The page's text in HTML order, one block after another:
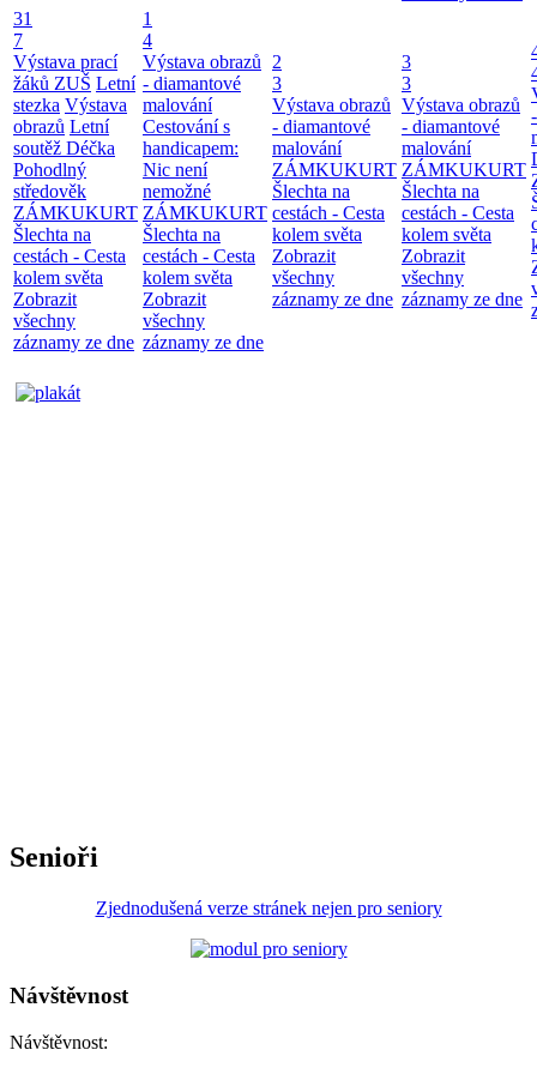
31
7
Výstava prací
žáků ZUŠ Letní
stezka Výstava
obrazů Letní
soutěž Déčka
Pohodlný
středověk
ZÁMKUKURT
Šlechta na
cestách - Cesta
kolem světa
Zobrazit
všechny
záznamy ze dne
1
4
Výstava obrazů
- diamantové
malování
Cestování s
handicapem:
Nic není
nemožné
ZÁMKUKURT
Šlechta na
cestách - Cesta
kolem světa
Zobrazit
všechny
záznamy ze dne
2
3
Výstava obrazů
- diamantové
malování
ZÁMKUKURT
Šlechta na
cestách - Cesta
kolem světa
Zobrazit
všechny
záznamy ze dne
3
3
Výstava obrazů
- diamantové
malování
ZÁMKUKURT
Šlechta na
cestách - Cesta
kolem světa
Zobrazit
všechny
záznamy ze dne
Senioři
Zjednodušená verze stránek nejen pro seniory
Návštěvnost
Návštěvnost: